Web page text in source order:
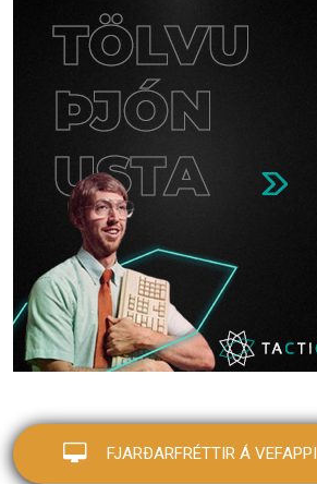
FJARÐARFRÉTTIR Á VEFAPPI